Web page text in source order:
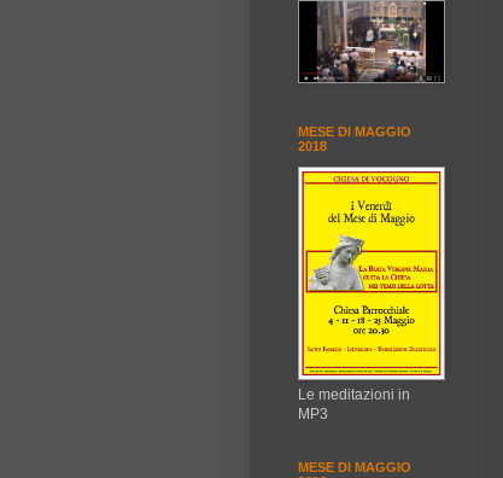
MESE DI MAGGIO
2018
Le meditazioni in
MP3
MESE DI MAGGIO